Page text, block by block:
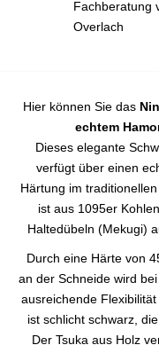
Fachberatung
Overlach
Hier können Sie das
echtem
Dieses elegante
verfügt über einen
Härtung im
ist aus 1095er
Haltedübeln (Mekugi)
Durch eine Härte von
an der Schneide wird
ausreichende
ist schlicht schwarz,
Der Tsuka aus Holz